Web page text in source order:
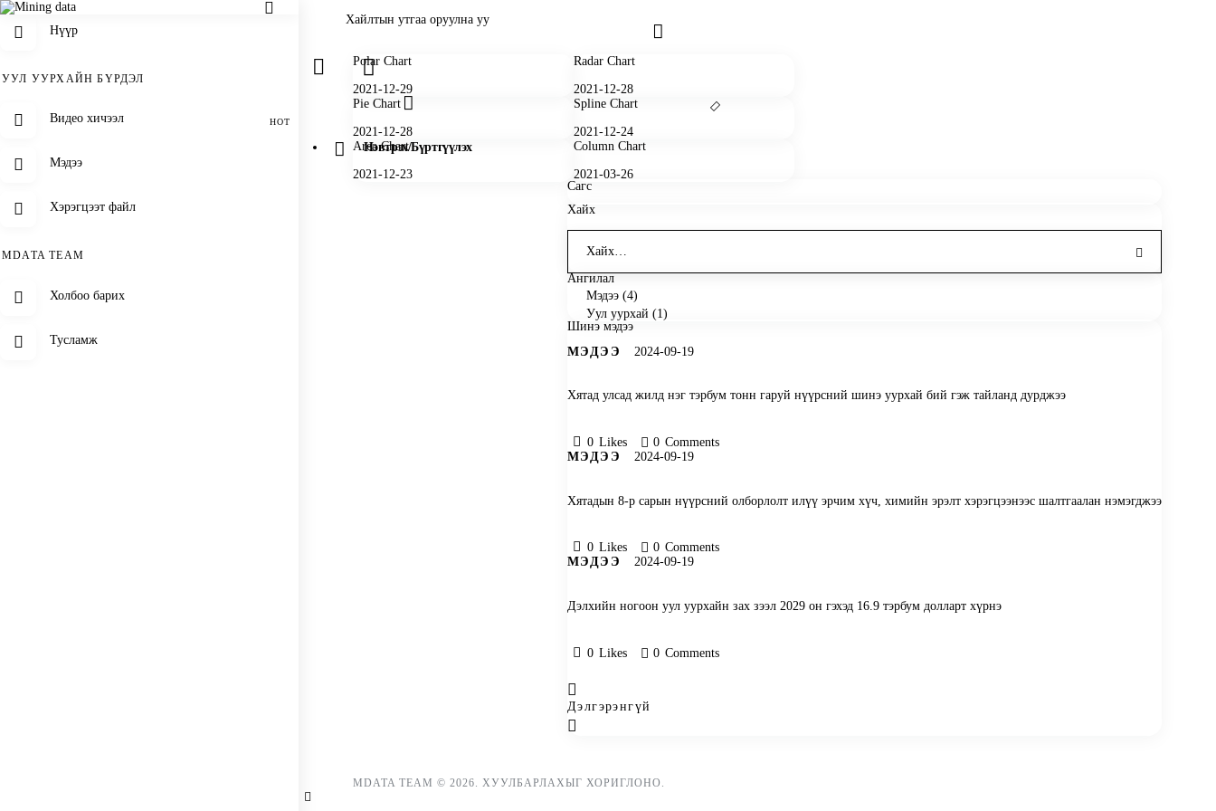
Нэвтрэх/Бүртгүүлэх
Нүүр
УУЛ УУРХАЙН БҮРДЭЛ
Видео хичээл
Мэдээ
Хэрэгцээт файл
MDATA TEAM
Холбоо барих
Тусламж
Polar Chart
2021-12-29
Radar Chart
2021-12-28
Pie Chart
2021-12-28
Spline Chart
2021-12-24
Area Chart
2021-12-23
Column Chart
2021-03-26
Сагс
Хайх
Ангилал
Мэдээ (4)
Уул уурхай (1)
Шинэ мэдээ
МЭДЭЭ
2024-09-19
Хятад улсад жилд нэг тэрбум тонн гаруй нүүрсний шинэ уурхай бий гэж тайланд дурджээ
0 Likes 0 Comments
МЭДЭЭ
2024-09-19
Хятадын 8-р сарын нүүрсний олборлолт илүү эрчим хүч, химийн эрэлт хэрэгцээнээс шалтгаалан нэмэгджээ
0 Likes 0 Comments
МЭДЭЭ
2024-09-19
Дэлхийн ногоон уул уурхайн зах зээл 2029 он гэхэд 16.9 тэрбум долларт хүрнэ
0 Likes 0 Comments
Дэлгэрэнгүй
MDATA TEAM © 2026. ХУУЛБАРЛАХЫГ ХОРИГЛОНО.